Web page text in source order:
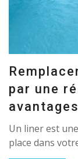
par une
avantages
Un liner est
place dans